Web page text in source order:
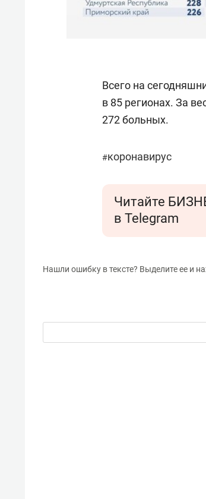
Всего на
в 85 регионах. За
272 больных.
#коронавирус
Читайте
в Telegram
Нашли ошибку в тексте? Выделите ее и